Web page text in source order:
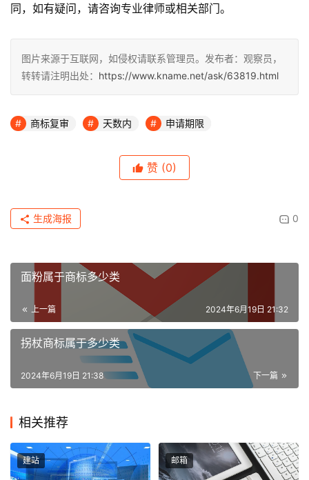
同，如有疑问，请咨询专业律师或相关部门。
图片来源于互联网，如侵权请联系管理员。发布者：观察员，
转转请注明出处： https://www.kname.net/ask/63819.html
商标复审 天数内 申请期限
赞 (0)
0
生成海报
面粉属于商标多少类
上一篇 2024年6月19日 21:32
拐杖商标属于多少类
下一篇
2024年6月19日 21:38
相关推荐
建站 邮箱